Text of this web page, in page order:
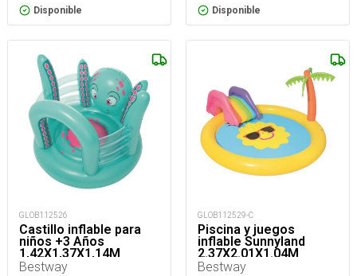
Disponible Disponible
GLOB112526
Castillo inflable para
niños +3 Años
1,42X1,37X1,14M
Bestway
GLOB112529-C
Piscina y juegos
inflable Sunnyland
2.37X2.01X1.04M
Bestway